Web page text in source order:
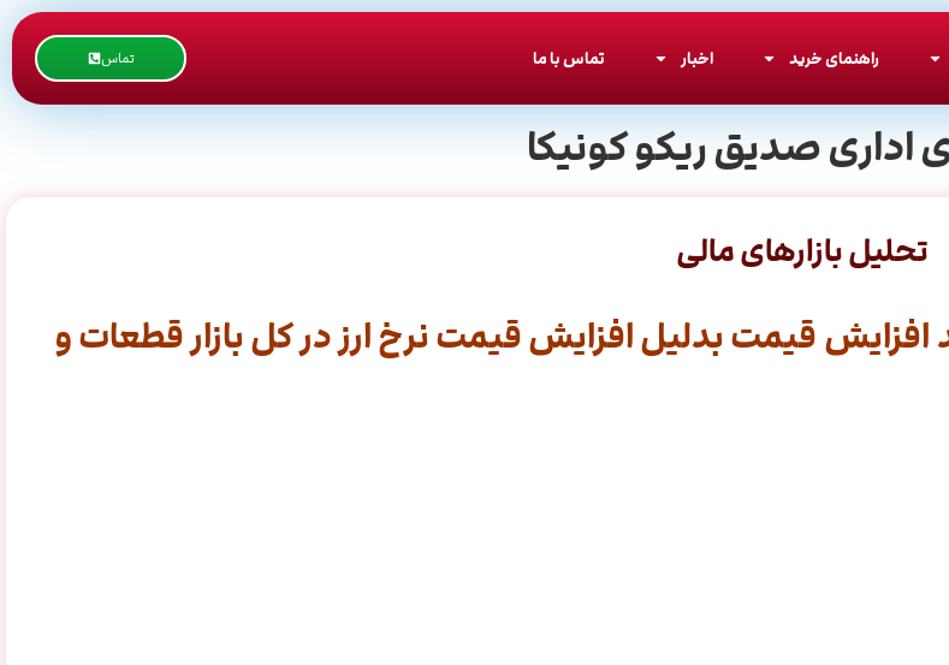
راهنمای خرید اخبار تماس با ما تماس
اداری صدیق ریکو کونیکا
تحلیل بازارهای مالی
قیمت بدلیل افزایش قیمت نرخ ارز در کل بازار قطعات و